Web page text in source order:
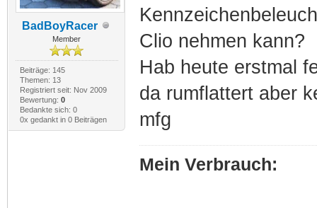
BadBoyRacer
Member
Beiträge: 145
Themen: 13
Registriert seit: Nov 2009
Bewertung: 0
Bedankte sich: 0
0x gedankt in 0 Beiträgen
Clio nehmen kann?
Hab heute erstmal
da rumflattert aber
mfg
Mein Verbrauch: